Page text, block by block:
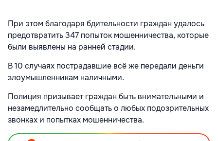
При этом благодаря бдительности граждан удалось
предотвратить 347 попыток мошенничества, которые
были выявлены на ранней стадии.
В 10 случаях пострадавшие всё же передали деньги
злоумышленникам наличными.
Полиция призывает граждан быть внимательными и
незамедлительно сообщать о любых подозрительных
звонках и попытках мошенничества.